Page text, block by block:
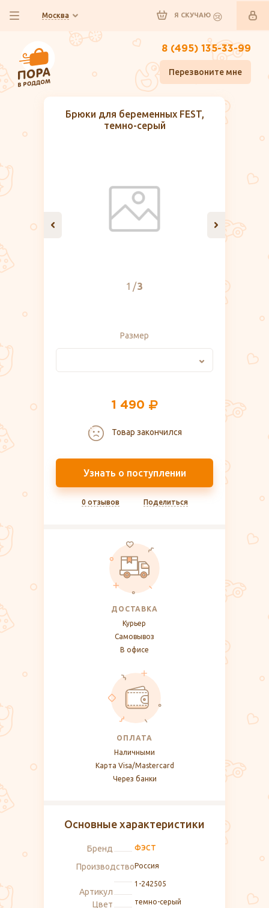
Москва Я СКУЧАЮ
8 (495) 135-33-99
Перезвоните мне
Брюки для беременных FEST,
темно-серый
1 3
Размер
1 490
Товар закончился
Узнать о поступлении
0 отзывов Поделиться
ДОСТАВКА
Курьер
Самовывоз
В офисе
ОПЛАТА
Наличными
Карта Visa/Mastercard
Через банки
Основные характеристики
Бренд ФЭСТ
ПроизводствоРоссия
Артикул
1-242505
Цвет темно-серый